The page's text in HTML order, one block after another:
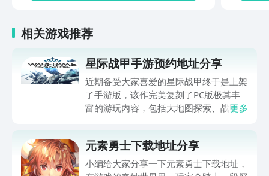
相关游戏推荐
星际战甲手游预约地址分享
近期备受大家喜爱的星际战甲终于是上架
了手游版，该作完美复刻了PC版极其丰
富的游玩内容，包括大地图探索、战甲打
际战甲手游预约地址在哪，那么下面就来
给大家分享一下预约的链接，有需要的直
接点击下方链接，就可以到九游中进行预
更多
元素勇士下载地址分享
小编给大家分享一下元素勇士下载地址，